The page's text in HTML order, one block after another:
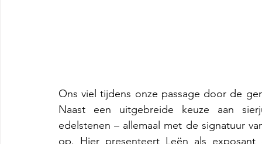
Ons viel tijdens onze passage door de
Naast een uitgebreide keuze aan
edelstenen – allemaal met de signatuur
op. Hier presenteert Leën als